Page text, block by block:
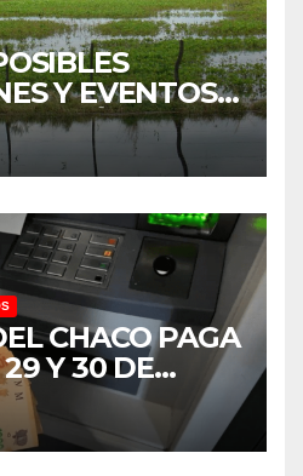
Y EVENTOS
SER UN
CHACO PAGA
Y 30 DE
2% DE